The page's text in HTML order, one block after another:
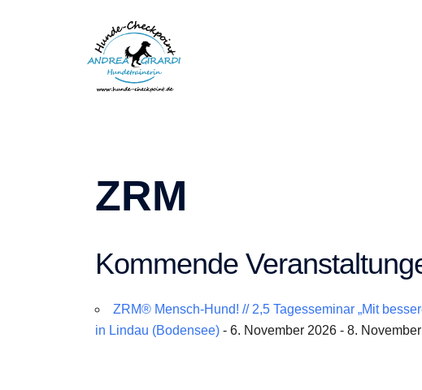
ZRM
Kommende
ZRM® Mensch-Hund! // 2,5 Tagesseminar „Mit
in Lindau (Bodensee) - 6. November 2026 - 8.